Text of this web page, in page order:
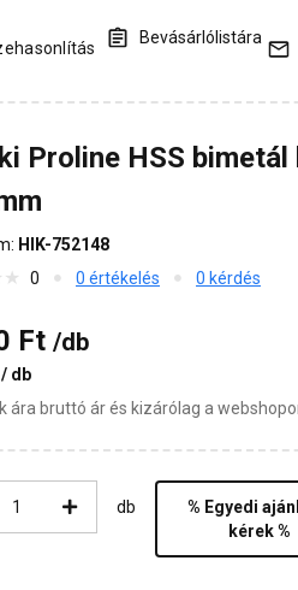
Bevásárlólistára
Proline HSS
HIK-752148
0
0 értékelés 0 kérdés
Ft /db
/ db
ára bruttó ár és kizárólag a
db
% Egyedi
kérek %